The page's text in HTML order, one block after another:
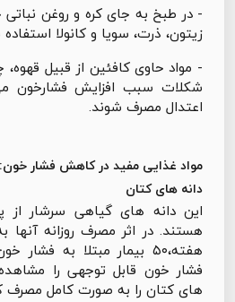
- در طبخ به جای کره و روغن
زیتون، ذرت، سویا و کانولا
- مواد حاوی کافئین از قبیل
شکلات سبب افزایش فشارخون
اعتدال مصرف شوند.
مواد غذایی مفید در کاهش فشار خون:
دانه های کتان
این دانه های گیاهی سرشار از
هفته،۵۰ بیمار مبتلا به
فشار خون قابل توجهی را
های کتان را به صورت کامل مصرف